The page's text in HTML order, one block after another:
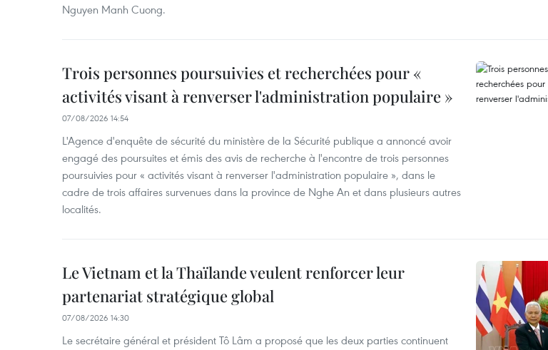
Nguyen Manh Cuong.
Trois personnes poursuivies et recherchées pour «
activités visant à renverser l'administration populaire »
07/08/2026 14:54
L'Agence d'enquête de sécurité du ministère de la Sécurité publique a annoncé avoir
engagé des poursuites et émis des avis de recherche à l'encontre de trois personnes
poursuivies pour « activités visant à renverser l'administration populaire », dans le
cadre de trois affaires survenues dans la province de Nghe An et dans plusieurs autres
localités.
Le Vietnam et la Thaïlande veulent renforcer leur
partenariat stratégique global
07/08/2026 14:30
Le secrétaire général et président Tô Lâm a proposé que les deux parties continuent